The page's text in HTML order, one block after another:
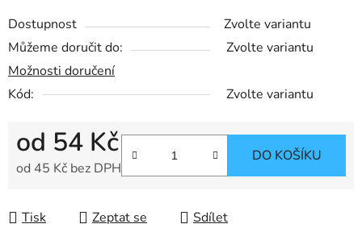
Dostupnost
Zvolte variantu
Můžeme doručit do:
Zvolte variantu
Možnosti doručení
Kód:
Zvolte variantu
od 54 Kč
od 45 Kč bez DPH
DO KOŠÍKU
Tisk Zeptat se Sdílet